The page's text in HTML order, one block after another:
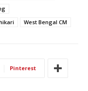
West Bengal CM
Pinterest